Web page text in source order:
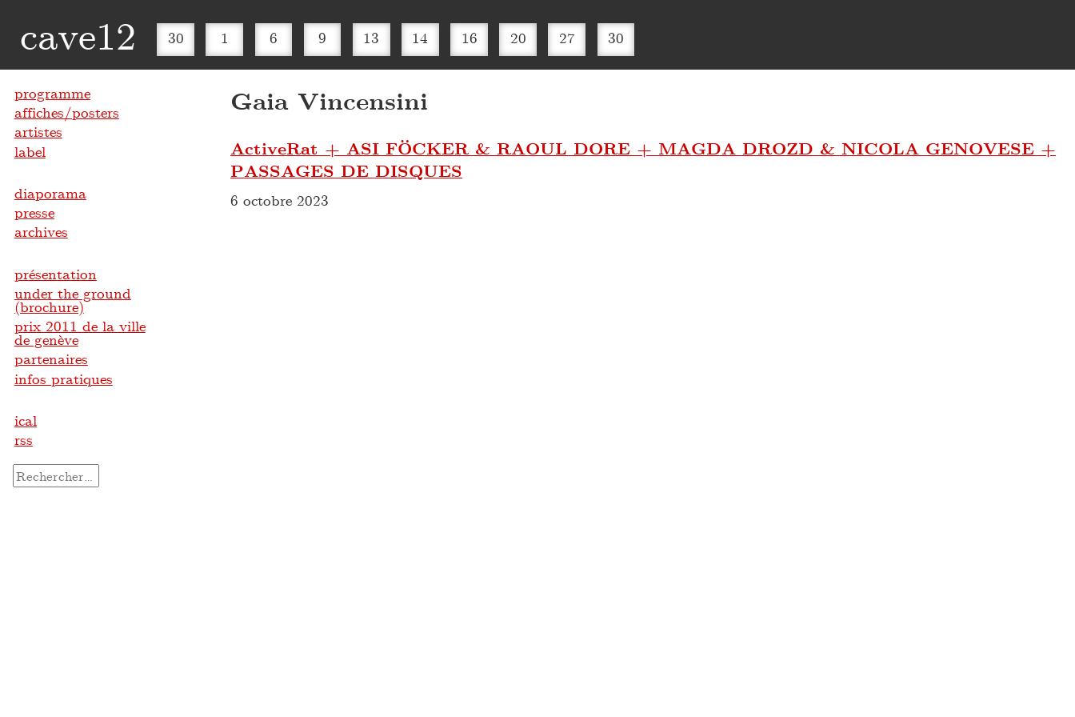
cave12 30 1 6 9 13 14 16 20 27 30
Gaia Vincensini
ActiveRat + ASI FÖCKER & RAOUL DORE + MAGDA DROZD & NICOLA GENOVESE +
PASSAGES DE DISQUES
6 octobre 2023
programme
affiches/posters
artistes
label
diaporama
presse
archives
présentation
under the ground
(brochure)
prix 2011 de la ville
de genève
partenaires
infos pratiques
ical
rss
Rechercher :